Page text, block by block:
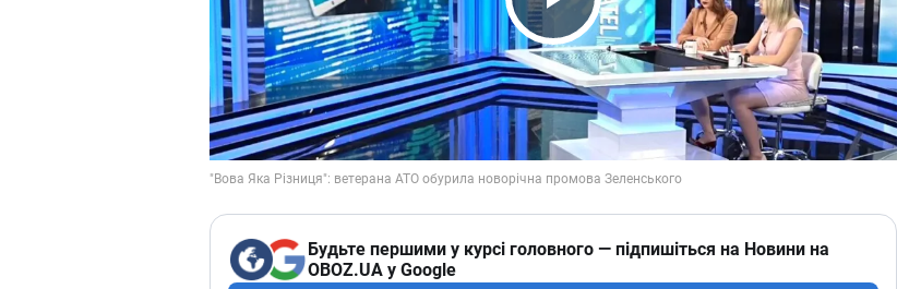
Play Video
Будьте першими у курсі головного — підпишіться на Новини на
OBOZ.UA у Google